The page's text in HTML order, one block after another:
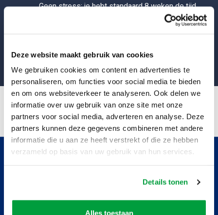
Deze website maakt gebruik van cookies
We gebruiken cookies om content en advertenties te
personaliseren, om functies voor social media te bieden
en om ons websiteverkeer te analyseren. Ook delen we
informatie over uw gebruik van onze site met onze
partners voor social media, adverteren en analyse. Deze
partners kunnen deze gegevens combineren met andere
informatie die u aan ze heeft verstrekt of die ze hebben
verzameld op basis van uw gebruik van hun services.
Details tonen
Alles toestaan
v.a.€399,- incl btw
30 m3 container
650 x 250 x 185cm (LxBxH)
v.a.€839,- incl btw
Geen stress: je hebt standaard 8 weken de tijd
wij halen hem weer op.
Huur jouw container in
3 stappen!